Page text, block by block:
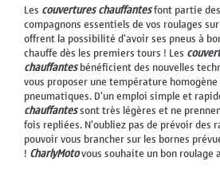
Les couvertures chauffantesfont partie des
compagnons essentiels de vos roulages
offrent la possibilité d'avoir ses pneus à
chauffe dès les premiers tours ! Les
chauffantesbénéficient des nouvelles
vous proposer une température
pneumatiques. D'un emploi simple et
chauffantessont très légères et ne
fois repliées. N'oubliez pas de prévoir des
pouvoir vous brancher sur les bornes
! CharlyMotovous souhaite un bon roulage